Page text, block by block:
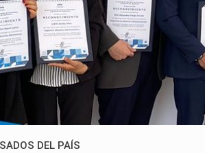
DEL PAÍS